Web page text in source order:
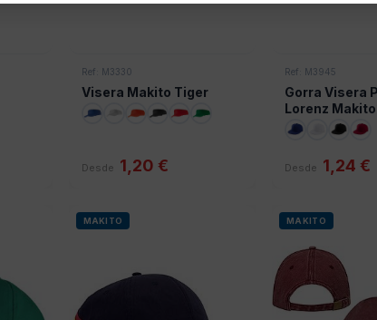
Ref: M3330
Visera Makito Tiger
Desde 1,20 €
Ref: M3945
Gorra Visera
Lorenz Makito
Desde 1,24 €
MAKITO MAKITO